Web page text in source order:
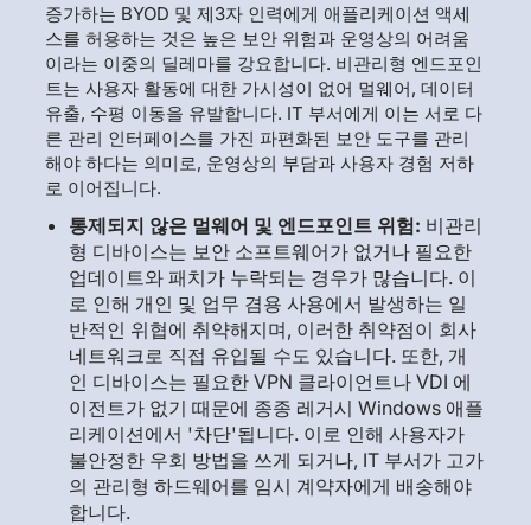
증가하는 BYOD 및 제3자 인력에게 애플리케이션 액세
스를 허용하는 것은 높은 보안 위험과 운영상의 어려움
이라는 이중의 딜레마를 강요합니다. 비관리형 엔드포인
트는 사용자 활동에 대한 가시성이 없어 멀웨어, 데이터
유출, 수평 이동을 유발합니다. IT 부서에게 이는 서로 다
른 관리 인터페이스를 가진 파편화된 보안 도구를 관리
해야 하다는 의미로, 운영상의 부담과 사용자 경험 저하
로 이어집니다.
통제되지 않은 멀웨어 및 엔드포인트 위험: 비관리
형 디바이스는 보안 소프트웨어가 없거나 필요한
업데이트와 패치가 누락되는 경우가 많습니다. 이
로 인해 개인 및 업무 겸용 사용에서 발생하는 일
반적인 위협에 취약해지며, 이러한 취약점이 회사
네트워크로 직접 유입될 수도 있습니다. 또한, 개
인 디바이스는 필요한 VPN 클라이언트나 VDI 에
이전트가 없기 때문에 종종 레거시 Windows 애플
리케이션에서 '차단'됩니다. 이로 인해 사용자가
불안정한 우회 방법을 쓰게 되거나, IT 부서가 고가
의 관리형 하드웨어를 임시 계약자에게 배송해야
합니다.